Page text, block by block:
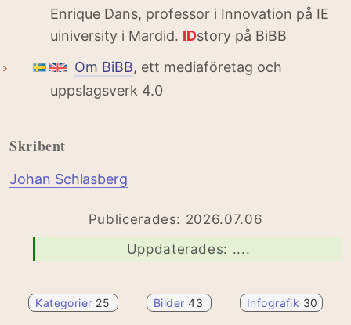
Enrique Dans, professor i Innovation på IE
uiniversity i Mardid. IDstory på BiBB
Om BiBB, ett mediaföretag och
uppslagsverk 4.0
Skribent
Johan Schlasberg
Publicerades: 2026.07.06
Uppdaterades: ....
Kategorier 25 Bilder43 Infografik 30